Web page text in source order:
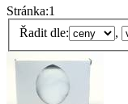
Stránka:1
Řadit dle:
,